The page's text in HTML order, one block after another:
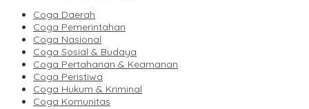
Coga Daerah
Coga Pemerintahan
Coga Nasional
Coga Sosial & Budaya
Coga Pertahanan & Keamanan
Coga Peristiwa
Coga Hukum & Kriminal
Coga Komunitas